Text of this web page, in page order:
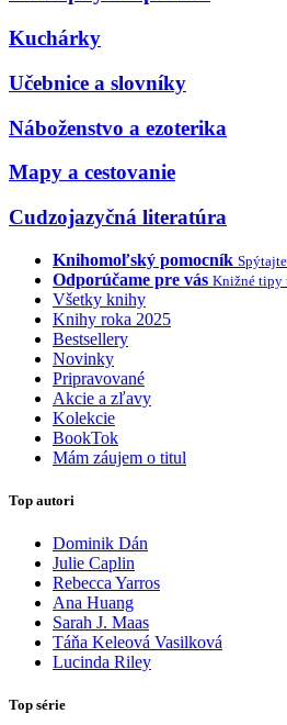
Kuchárky
Učebnice a slovníky
Náboženstvo a ezoterika
Mapy a cestovanie
Cudzojazyčná literatúra
Knihomoľský pomocník
Odporúčame pre vás Knižné tipy
Všetky knihy
Knihy roka 2025
Bestsellery
Novinky
Pripravované
Akcie a zľavy
Kolekcie
BookTok
Mám záujem o titul
Top autori
Dominik Dán
Julie Caplin
Rebecca Yarros
Ana Huang
Sarah J. Maas
Táňa Keleová Vasilková
Lucinda Riley
Top série